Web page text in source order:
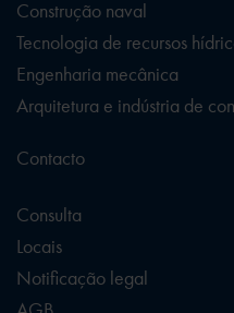
Construção naval
Tecnologia de recursos
Engenharia mecânica
Arquitetura e indústria de
Contacto
Consulta
Locais
Notificação legal